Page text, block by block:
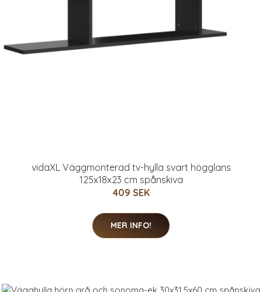
vidaXL Väggmonterad tv-hylla svart högglans
125x18x23 cm spånskiva
409 SEK
MER INFO!